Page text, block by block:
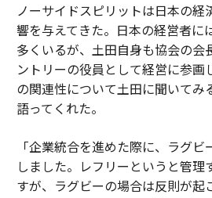
ノーサイドスピリットは日本の経
響を与えてきた。日本の経営者に
多くいるが、土田自身も協会の会
ントリーの役員として経営に参画
の関連性について土田に聞いてみ
語ってくれた。
「企業統合を進めた際に、ラグ
しました。レフリーというと管理
すが、ラグビーの場合は反則が起